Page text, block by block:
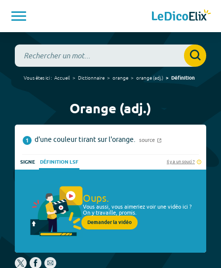
Vous êtes ici : Accueil Dictionnaire orange orange(adj.) Définition
Orange (adj.)
1 d'une couleur tirant sur l'orange. source
SIGNE DÉFINITION LSF Il y a un souci ?
Oups.
Vous aussi, vous aimeriez voir une vidéo ici ?
On y travaille, promis.
Demander la vidéo